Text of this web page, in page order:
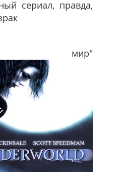
сериал, правда,
мир"